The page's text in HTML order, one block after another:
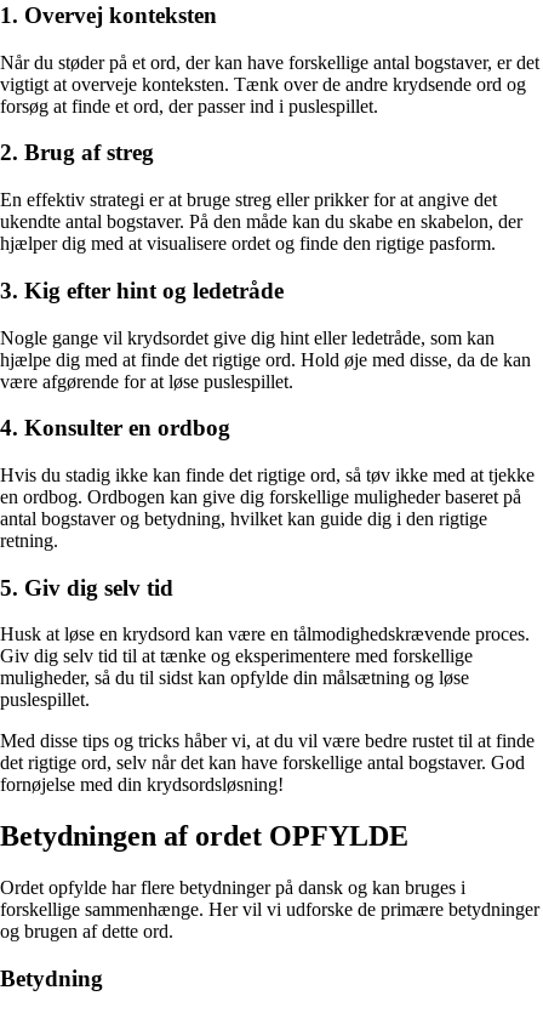
1. Overvej konteksten
Når du støder på et ord, der kan have forskellige antal bogstaver, er det
vigtigt at overveje konteksten. Tænk over de andre krydsende ord og
forsøg at finde et ord, der passer ind i puslespillet.
2. Brug af streg
En effektiv strategi er at bruge streg eller prikker for at angive det
ukendte antal bogstaver. På den måde kan du skabe en skabelon, der
hjælper dig med at visualisere ordet og finde den rigtige pasform.
3. Kig efter hint og ledetråde
Nogle gange vil krydsordet give dig hint eller ledetråde, som kan
hjælpe dig med at finde det rigtige ord. Hold øje med disse, da de kan
være afgørende for at løse puslespillet.
4. Konsulter en ordbog
Hvis du stadig ikke kan finde det rigtige ord, så tøv ikke med at tjekke
en ordbog. Ordbogen kan give dig forskellige muligheder baseret på
antal bogstaver og betydning, hvilket kan guide dig i den rigtige
retning.
5. Giv dig selv tid
Husk at løse en krydsord kan være en tålmodighedskrævende proces.
Giv dig selv tid til at tænke og eksperimentere med forskellige
muligheder, så du til sidst kan opfylde din målsætning og løse
puslespillet.
Med disse tips og tricks håber vi, at du vil være bedre rustet til at finde
det rigtige ord, selv når det kan have forskellige antal bogstaver. God
fornøjelse med din krydsordsløsning!
Betydningen af ordet OPFYLDE
Ordet opfylde har flere betydninger på dansk og kan bruges i
forskellige sammenhænge. Her vil vi udforske de primære betydninger
og brugen af dette ord.
Betydning